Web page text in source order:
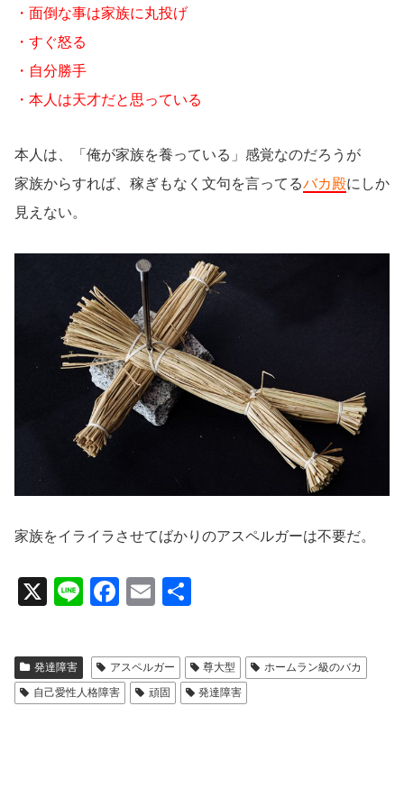
・面倒な事は家族に丸投げ
・すぐ怒る
・自分勝手
・本人は天才だと思っている
本人は、「俺が家族を養っている」感覚なのだろうが
家族からすれば、稼ぎもなく文句を言ってるバカ殿にしか
見えない。
家族をイライラさせてばかりのアスペルガーは不要だ。
X
Li
e
F
c
e
b
E
ail
発達障害 アスペルガー 尊大型
ホームラン級のバカ
自己愛性人格障害
頑固 発達障害